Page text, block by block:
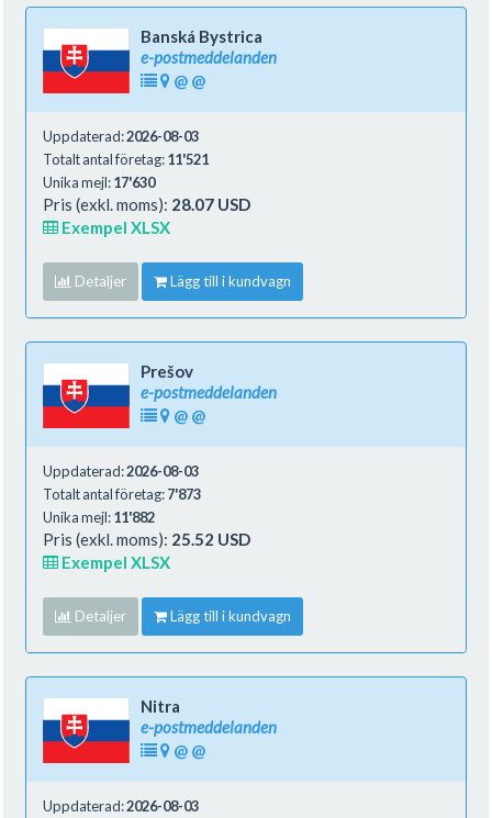
Banská Bystrica
e-postmeddelanden
@ @
Uppdaterad:2026-08-03
Totalt antal företag:11'521
Unika mejl:17'630
Pris (exkl. moms): 28.07 USD
Exempel XLSX
Detaljer Lägg till i kundvagn
Prešov
e-postmeddelanden
@ @
Uppdaterad:2026-08-03
Totalt antal företag:7'873
Unika mejl:11'882
Pris (exkl. moms): 25.52 USD
Exempel XLSX
Detaljer Lägg till i kundvagn
Nitra
e-postmeddelanden
@ @
Uppdaterad:2026-08-03